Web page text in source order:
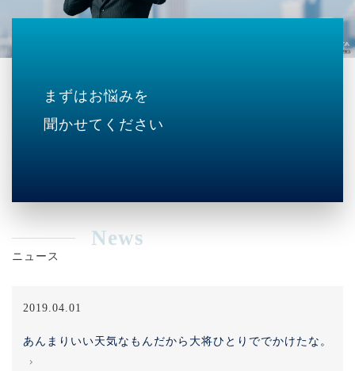
まずはお悩みを
聞かせてください
News
ニュース
2019.04.01
あんまりいい天気なもんだから大将ひとりででかけたな。